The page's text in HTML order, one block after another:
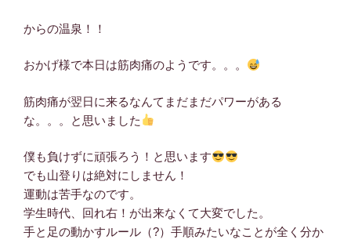
からの温泉！！
おかげ様で本日は筋肉痛のようです。。。
筋肉痛が翌日に来るなんてまだまだパワーがある
な。。。と思いました
僕も負けずに頑張ろう！と思います
でも山登りは絶対にしません！
運動は苦手なのです。
学生時代、回れ右！が出来なくて大変でした。
手と足の動かすルール（?）手順みたいなことが全く分か